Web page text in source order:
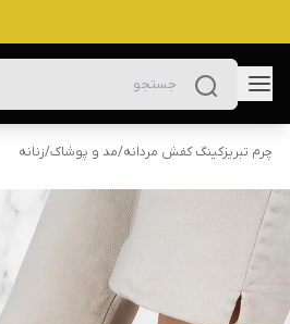
چرم تبریزکینگ کفش مردانه/مد و پوشاک/زنانه